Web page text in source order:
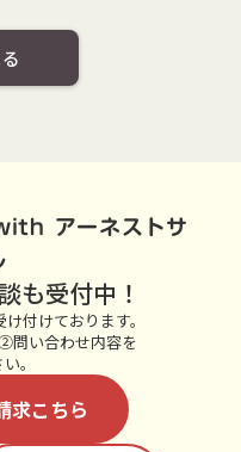
アーネストサ
も受付中！
付けております。
問い合わせ内容を
。
求こちら